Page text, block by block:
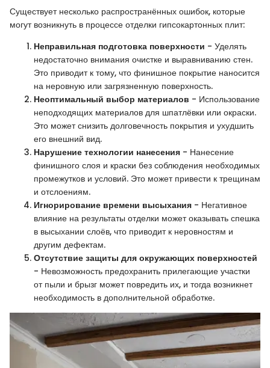
Существует несколько распространённых ошибок, которые
могут возникнуть в процессе отделки гипсокартонных плит:
Неправильная подготовка поверхности - Уделять
недостаточно внимания очистке и выравниванию стен.
Это приводит к тому, что финишное покрытие наносится
на неровную или загрязненную поверхность.
Неоптимальный выбор материалов - Использование
неподходящих материалов для шпатлёвки или окраски.
Это может снизить долговечность покрытия и ухудшить
его внешний вид.
Нарушение технологии нанесения - Нанесение
финишного слоя и краски без соблюдения необходимых
промежутков и условий. Это может привести к трещинам
и отслоениям.
Игнорирование времени высыхания - Негативное
влияние на результаты отделки может оказывать спешка
в высыхании слоёв, что приводит к неровностям и
другим дефектам.
Отсутствие защиты для окружающих поверхностей
- Невозможность предохранить прилегающие участки
от пыли и брызг может повредить их, и тогда возникнет
необходимость в дополнительной обработке.